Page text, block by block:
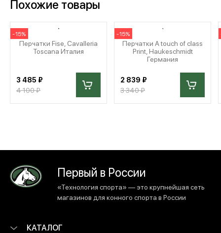
Похожие товары
-15%
Перчатки Fise, Cavalleria
Toscana Италия
3 485 ₽
4 100 ₽
-15%
Перчатки A touch of class
Print, Haukeschmidt
Германия
2 839 ₽
3 340 ₽
Первый в России
«Технология спорта» — это крупнейшая сеть
магазинов для конного спорта в России
КАТАЛОГ